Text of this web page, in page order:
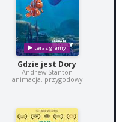
Gdzie jest Dory
Andrew Stanton
animacja, przygodowy